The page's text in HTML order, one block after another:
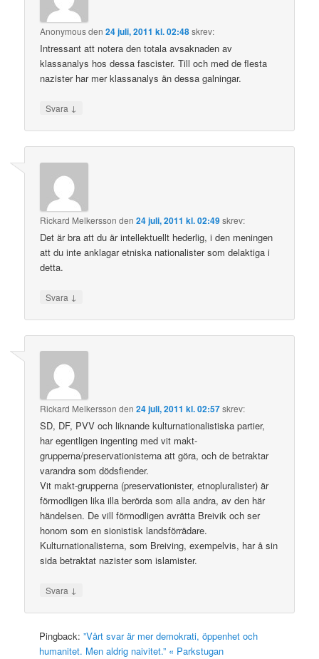
Anonymousden24 juli, 2011 kl. 02:48skrev:
Intressant att notera den totala avsaknaden av
klassanalys hos dessa fascister. Till och med de flesta
nazister har mer klassanalys än dessa galningar.
Svara ↓
Rickard Melkersson den24 juli, 2011 kl. 02:49skrev:
Det är bra att du är intellektuellt hederlig, i den meningen
att du inte anklagar etniska nationalister som delaktiga i
detta.
Svara ↓
Rickard Melkersson den24 juli, 2011 kl. 02:57skrev:
SD, DF, PVV och liknande kulturnationalistiska partier,
har egentligen ingenting med vit makt-
grupperna/preservationisterna att göra, och de betraktar
varandra som dödsfiender.
Vit makt-grupperna (preservationister, etnopluralister) är
förmodligen lika illa berörda som alla andra, av den här
händelsen. De vill förmodligen avrätta Breivik och ser
honom som en sionistisk landsförrädare.
Kulturnationalisterna, som Breiving, exempelvis, har å sin
sida betraktat nazister som islamister.
Svara ↓
Pingback:”Vårt svar är mer demokrati, öppenhet och
humanitet. Men aldrig naivitet.” « Parkstugan